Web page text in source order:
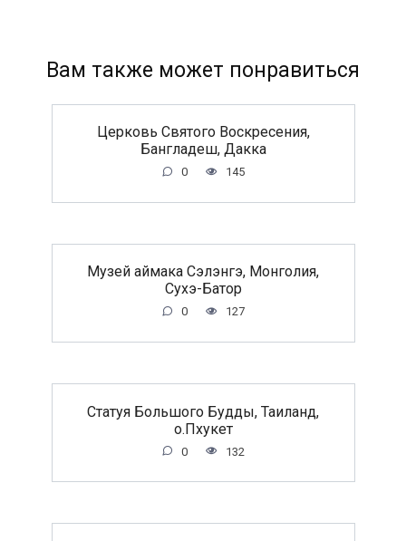
Вам также может понравиться
Церковь Святого Воскресения,
Бангладеш, Дакка
0 145
Музей аймака Сэлэнгэ, Монголия,
Сухэ-Батор
0 127
Статуя Большого Будды, Таиланд,
о.Пхукет
0 132